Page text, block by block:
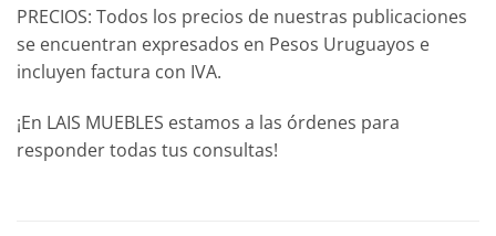
PRECIOS: Todos los precios de nuestras publicaciones
se encuentran expresados en Pesos Uruguayos e
incluyen factura con IVA.
¡En LAIS MUEBLES estamos a las órdenes para
responder todas tus consultas!